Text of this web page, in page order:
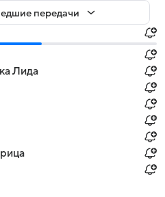
передачи
Лида